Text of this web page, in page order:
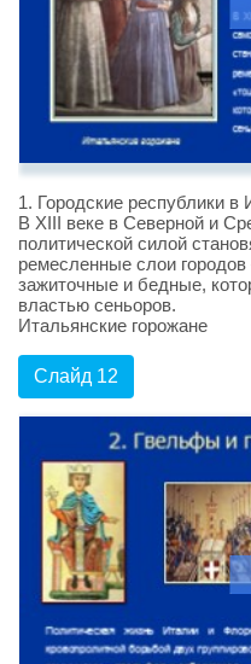
1. Городские республики в
В XIII веке в Северной и
политической силой
ремесленные слои
зажиточные и бедные,
властью сеньоров.
Итальянские горожане
Слайд 12